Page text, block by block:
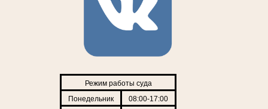
Режим работы суда
Понедельник
08:00-17:00